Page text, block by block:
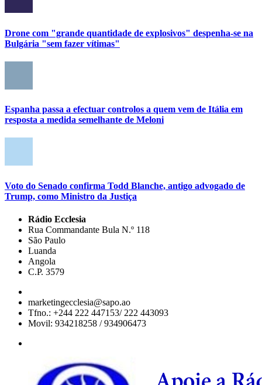
Drone com "grande quantidade de explosivos" despenha-se na
Bulgária "sem fazer vítimas"
Espanha passa a efectuar controlos a quem vem de Itália em
resposta a medida semelhante de Meloni
Voto do Senado confirma Todd Blanche, antigo advogado de
Trump, como Ministro da Justiça
Rádio Ecclesia
Rua Commandante Bula N.º 118
São Paulo
Luanda
Angola
C.P. 3579
marketingecclesia@sapo.ao
Tfno.: +244 222 447153/ 222 443093
Movil: 934218258 / 934906473